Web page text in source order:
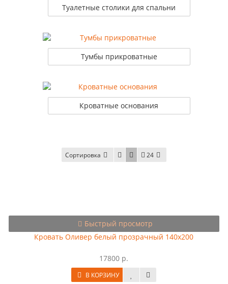
Туалетные столики для спальни
Тумбы прикроватные
Кроватные основания
Сортировка 24
Быстрый просмотр
Кровать Оливер белый прозрачный 140х200
17800 р.
В КОРЗИНУ